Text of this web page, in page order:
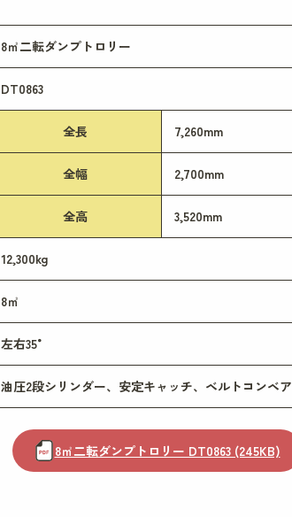
8㎥二転ダンプトロリー
DT0863
全長 7,260mm
全幅 2,700mm
全高 3,520mm
12,300kg
8㎥
左右35°
油圧2段シリンダー、安定キャッチ、ベルトコンベア
8㎥二転ダンプトロリー DT0863 (245KB)